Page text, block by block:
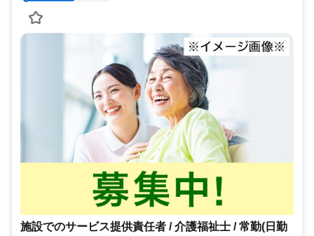
施設でのサービス提供責任者 / 介護福祉士 / 常勤(日勤